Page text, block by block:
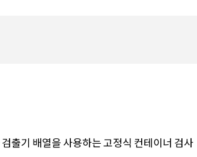
출기 배열을 사용하는 고정식 컨테이너 검사